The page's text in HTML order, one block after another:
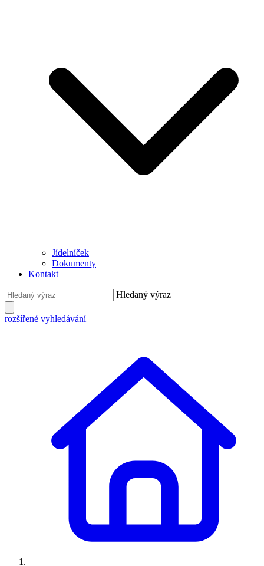
Jídelníček
Dokumenty
Kontakt
Hledaný výraz
rozšířené vyhledávání